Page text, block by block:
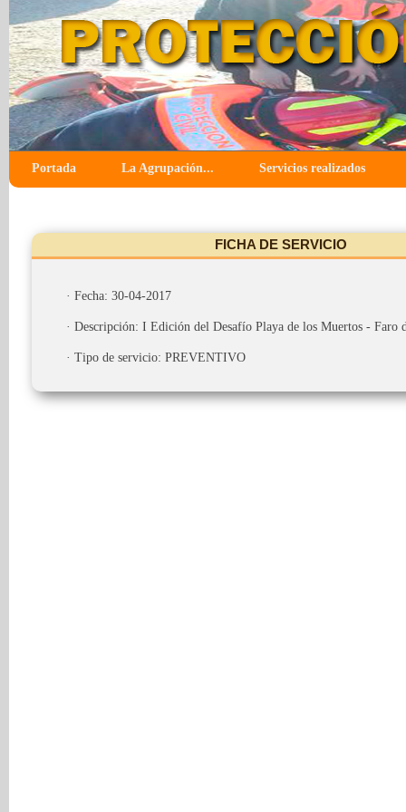
Portada La Agrupación... Servicios realizados
FICHA DE SERVICIO
· Fecha: 30-04-2017
· Descripción: I Edición del Desafío Playa de los Muertos - Faro
· Tipo de servicio: PREVENTIVO